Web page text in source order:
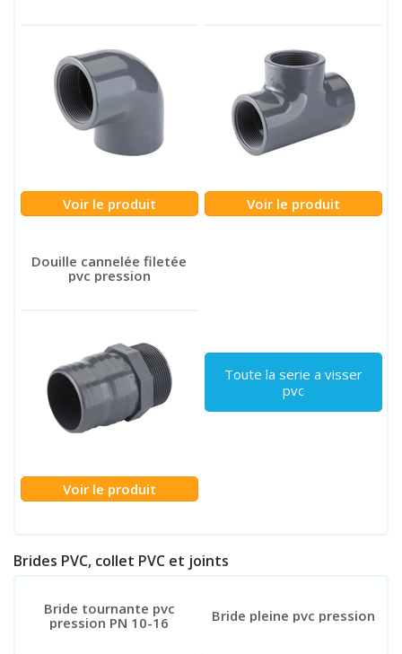
Voir le produit Voir le produit
Douille cannelée filetée
pvc pression
Voir le produit
Toute la serie a visser
pvc
Brides PVC, collet PVC et joints
Bride tournante pvc
pression PN 10-16
Bride pleine pvc pression